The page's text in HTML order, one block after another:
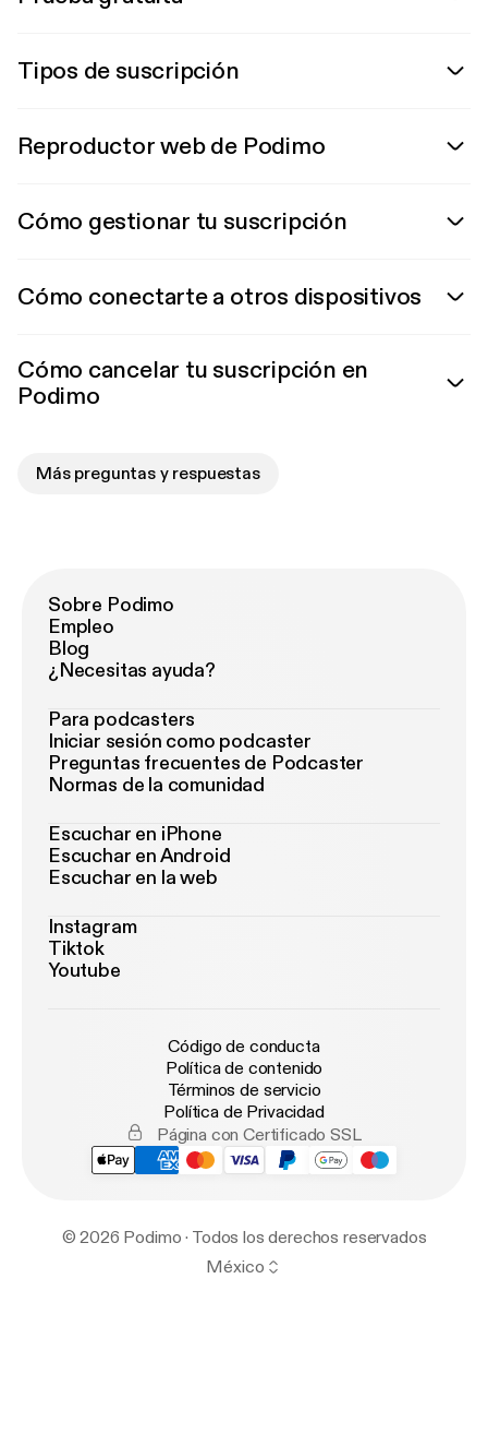
Tipos de suscripción
Reproductor web de Podimo
Cómo gestionar tu suscripción
Cómo conectarte a otros dispositivos
Cómo cancelar tu suscripción en
Podimo
Más preguntas y respuestas
Sobre Podimo
Empleo
Blog
¿Necesitas ayuda?
Para podcasters
Iniciar sesión como podcaster
Preguntas frecuentes de Podcaster
Normas de la comunidad
Escuchar en iPhone
Escuchar en Android
Escuchar en la web
Instagram
Tiktok
Youtube
Código de conducta
Política de contenido
Términos de servicio
Política de Privacidad
Página con Certificado SSL
© 2026 Podimo · Todos los derechos reservados
México